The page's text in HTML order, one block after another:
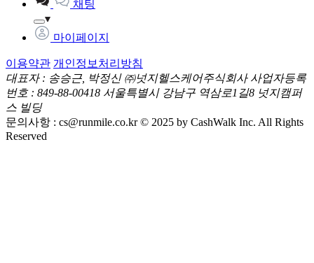
채팅
마이페이지
이용약관 개인정보처리방침
대표자 : 송승근, 박정신 ㈜넛지헬스케어주식회사 사업자등록
번호 : 849-88-00418 서울특별시 강남구 역삼로1길8 넛지캠퍼
스 빌딩
문의사항 : cs@runmile.co.kr © 2025 by CashWalk Inc. All Rights
Reserved